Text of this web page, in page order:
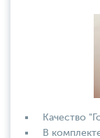
Качество
В